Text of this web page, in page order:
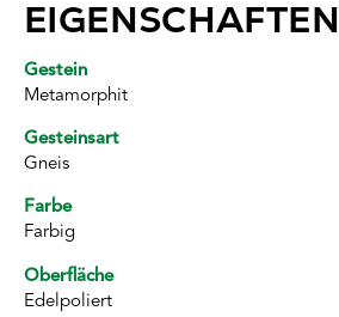
EIGENSCHAFTEN
Gestein
Metamorphit
Gesteinsart
Gneis
Farbe
Farbig
Oberfläche
Edelpoliert